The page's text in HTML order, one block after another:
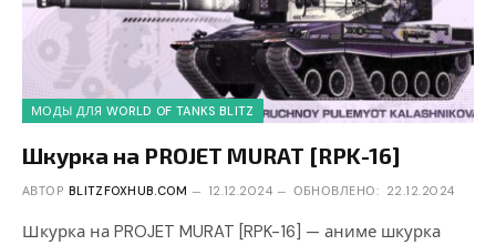
МОДЫ ДЛЯ WORLD OF TANKS BLITZ
Шкурка на PROJET MURAT [RPK-16]
АВТОР BLITZFOXHUB.COM 12.12.2024 ОБНОВЛЕНО: 22.12.2024
Шкурка на PROJET MURAT [RPK-16] — аниме шкурка